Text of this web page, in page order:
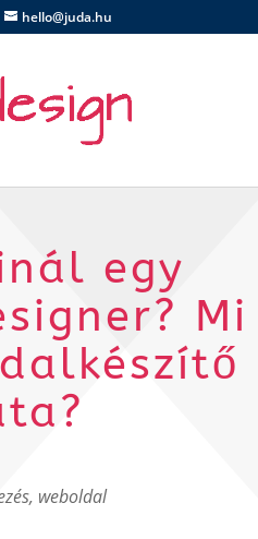
hello@juda.hu
egy
Mi
, weboldal